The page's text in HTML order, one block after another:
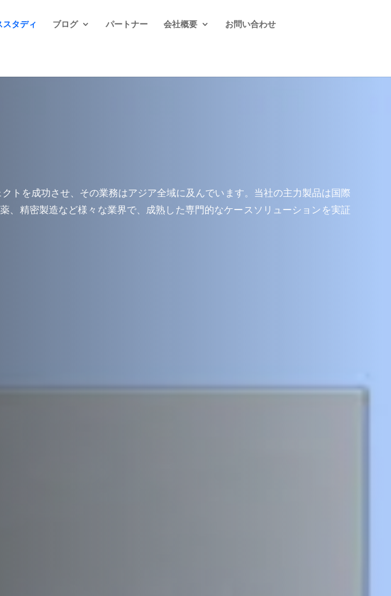
スタディ ブログ パートナー 会社概要 お問い合わせ
を成功させ、その業務はアジア全域に及んでいます。当社の主力製品は国際
精密製造など様々な業界で、成熟した専門的なケースソリューションを実証